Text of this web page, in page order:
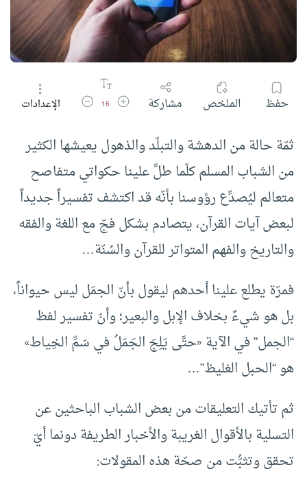
حفظ الملخص مشاركة زيادة حجم الخط
16 تقليل حجم الخط
الإعدادات
ثمّة حالة من الدهشة والتبلّد والذهول يعيشها الكثير
من الشباب المسلم كلّما طلَّ علينا حكواتي متفاصح
متعالم ليُصدِّع رؤوسنا بأنّه قد اكتشف تفسيراً جديداً
لبعض آيات القرآن، يتصادم بشكل فجّ مع اللغة والفقه
والتاريخ والفهم المتواتر للقرآن والسُنّة…
فمرّة يطلع علينا أحدهم ليقول بأنّ الجمَل ليس حيواناً،
بل هو شيءٌ بخلاف الإبل والبعير؛ وأنّ تفسير لفظ
“الجمل” في الآية «حتَّى يَلِجَ الجَمَلُ في سَمِّ الخِياط»
هو “الحبل الغليظ”…
ثم تأتيك التعليقات من بعض الشباب الباحثين عن
التسلية بالأقوال الغريبة والأخبار الطريفة دونما أيّ
تحقق وتثبُّت من صحّة هذه المقولات: